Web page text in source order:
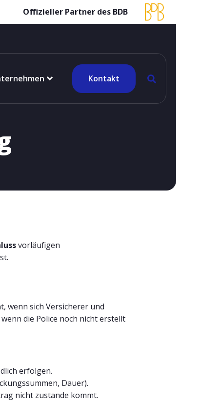
Offizieller Partner des BDB
Kontakt
vorläufigen
wenn sich Versicherer und
die Police noch nicht erstellt
erfolgen.
Dauer).
nicht zustande kommt.